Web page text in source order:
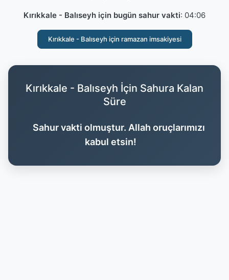
Kırıkkale - Balıseyh için bugün sahur vakti: 04:06
Kırıkkale - Balıseyh için ramazan imsakiyesi
Kırıkkale - Balıseyh İçin Sahura Kalan
Süre
Sahur vakti olmuştur. Allah oruçlarımızı
kabul etsin!